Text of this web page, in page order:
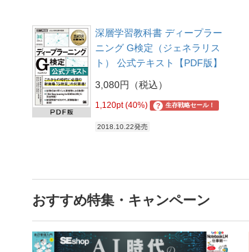
深層学習教科書 ディープラー
ニング G検定（ジェネラリス
ト） 公式テキスト【PDF版】
3,080円（税込）
1,120pt (40%) ? 生存戦略セール！
2018.10.22発売
おすすめ特集・キャンペーン